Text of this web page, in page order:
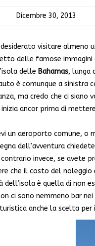
Dicembre 30, 2013
visitare almeno
delle famose
delle Bahamas, lunga
è comunque a sinistra
ma credo che ci siano
ancor prima di
un aeroporto comune, o
dell’avventura
invece, se avete
che il costo del
dell’isola è quella di non
ci sono nemmeno bar
turistica anche la scelta